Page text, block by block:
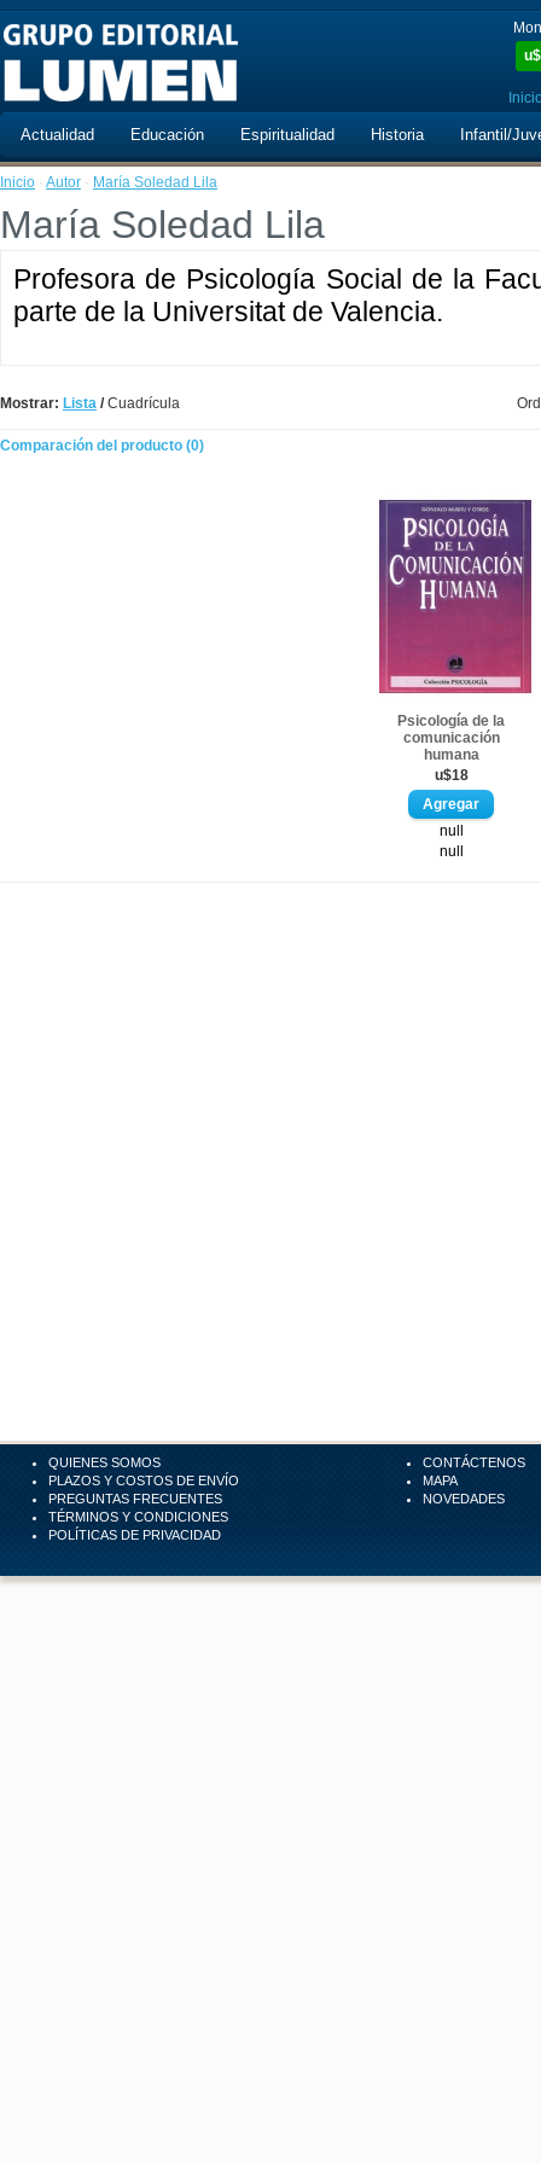
u$
Actualidad Educación Espiritualidad Historia Infantil/
Inicio · Autor · María Soledad Lila
María Soledad Lila
Profesora de Psicología Social de la
parte de la Universitat de Valencia.
Mostrar: Lista /Cuadrícula
Comparación del producto (0)
Psicología de la
comunicación
humana
u$18
null
null
QUIENES SOMOS
PLAZOS Y COSTOS DE ENVÍO
PREGUNTAS FRECUENTES
TÉRMINOS Y CONDICIONES
POLÍTICAS DE PRIVACIDAD
CONTÁCTENOS
MAPA
NOVEDADES